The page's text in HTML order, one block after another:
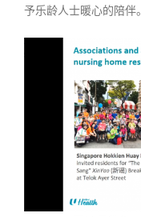
予乐龄人士暖心的陪伴。